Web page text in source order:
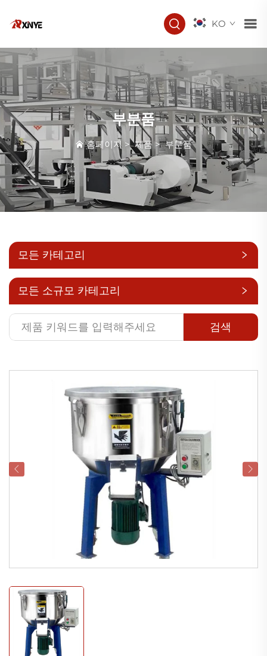
KO
부분품
홈페이지 >제품>부분품
모든 카테고리
모든 소규모 카테고리
검색